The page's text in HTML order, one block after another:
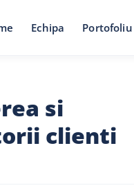
Echipa Portofoliu
si
clienti